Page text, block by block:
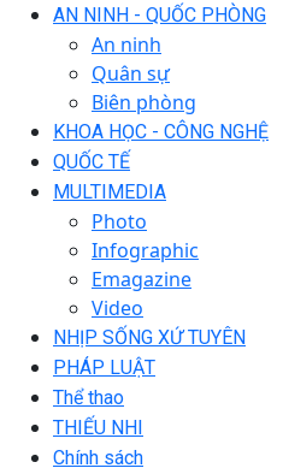
AN NINH - QUỐC PHÒNG
An ninh
Quân sự
Biên phòng
KHOA HỌC - CÔNG NGHỆ
QUỐC TẾ
MULTIMEDIA
Photo
Infographic
Emagazine
Video
NHỊP SỐNG XỨ TUYÊN
PHÁP LUẬT
Thể thao
THIẾU NHI
Chính sách